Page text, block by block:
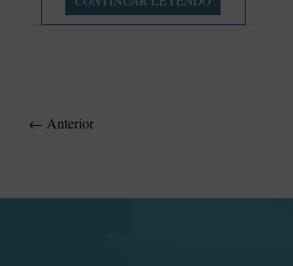
el
D’Annunzio
← Anterior